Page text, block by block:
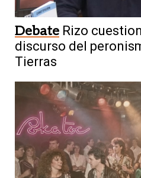
Debate Rizo
discurso del
Tierras